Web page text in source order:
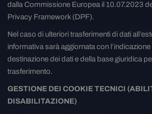
dalla Commissione Europea il 10.07.2023
Privacy Framework (DPF).
Nel caso di ulteriori trasferimenti di dati
informativa sarà aggiornata con
destinazione dei dati e della base giuridica
trasferimento.
GESTIONE DEI COOKIE TECNICI
DISABILITAZIONE)